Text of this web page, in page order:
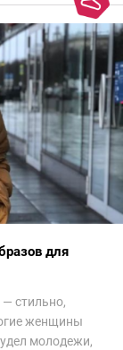
у меня насчет
красоты
для
стильно,
женщины
молодежи,